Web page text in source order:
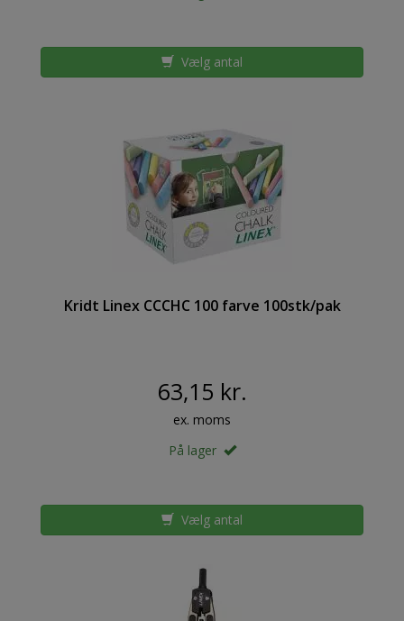
Vælg antal
Kridt Linex CCCHC 100 farve 100stk/pak
63,15 kr.
ex. moms
På lager
Vælg antal